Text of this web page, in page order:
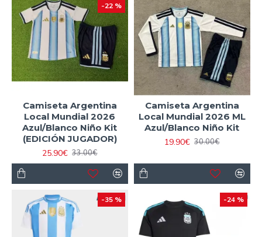
-22 %
Camiseta Argentina
Local Mundial 2026
Azul/Blanco Niño Kit
(EDICIÓN JUGADOR)
25.90€ 33.00€
Camiseta Argentina
Local Mundial 2026 ML
Azul/Blanco Niño Kit
19.90€ 30.00€
-35 % -24 %